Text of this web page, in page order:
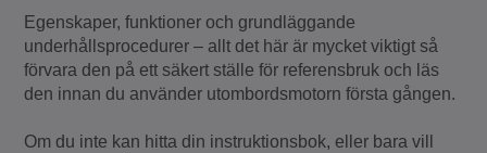
Egenskaper, funktioner och grundläggande
underhållsprocedurer – allt det här är mycket viktigt så
förvara den på ett säkert ställe för referensbruk och läs
den innan du använder utombordsmotorn första gången.
Om du inte kan hitta din instruktionsbok, eller bara vill